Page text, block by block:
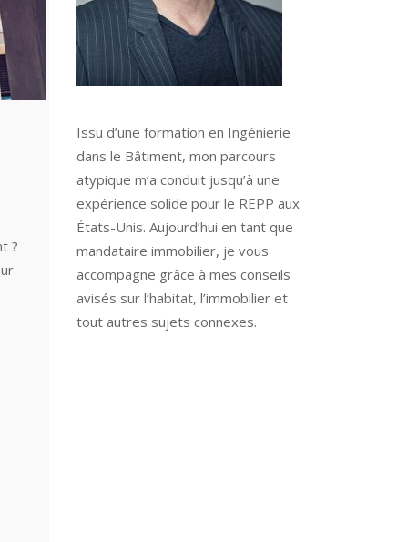
?
Issu d’une formation en Ingénierie
dans le Bâtiment, mon parcours
atypique m’a conduit jusqu’à une
expérience solide pour le REPP aux
États-Unis. Aujourd’hui en tant que
mandataire immobilier, je vous
accompagne grâce à mes conseils
avisés sur l’habitat, l’immobilier et
tout autres sujets connexes.